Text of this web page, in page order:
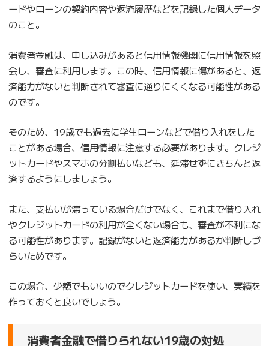
ードやローンの契約内容や返済履歴などを記録した個人データ
のこと。
消費者金融は、申し込みがあると信用情報機関に信用情報を照
会し、審査に利用します。この時、信用情報に傷があると、返
済能力がないと判断されて審査に通りにくくなる可能性がある
のです。
そのため、19歳でも過去に学生ローンなどで借り入れをした
ことがある場合、信用情報に注意する必要があります。クレジ
ットカードやスマホの分割払いなども、延滞せずにきちんと返
済するようにしましょう。
また、支払いが滞っている場合だけでなく、これまで借り入れ
やクレジットカードの利用が全くない場合も、審査が不利にな
る可能性があります。記録がないと返済能力があるか判断しづ
らいためです。
この場合、少額でもいいのでクレジットカードを使い、実績を
作っておくと良いでしょう。
消費者金融で借りられない19歳の対処